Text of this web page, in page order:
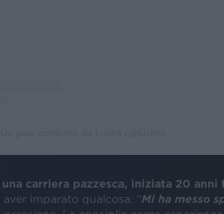
carriera pazzesca, iniziata 20 anni
imparato qualcosa: “Mi ha messo